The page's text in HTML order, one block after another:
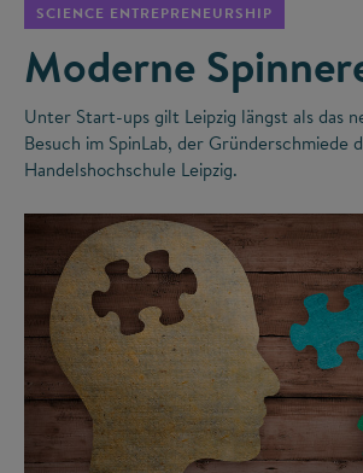
SCIENCE ENTREPRENEURSHIP
Moderne
Unter Start-ups gilt Leipzig längst als das
Besuch im SpinLab, der Gründerschmiede
Handelshochschule Leipzig.